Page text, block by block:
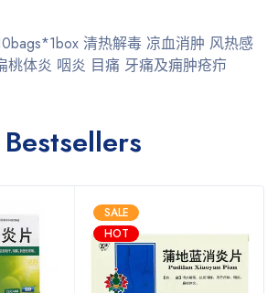
清热解毒 凉血消肿 风热感
桃体炎 咽炎 目痛 牙痛及痈肿疮疖
Bestsellers
SALE
HOT